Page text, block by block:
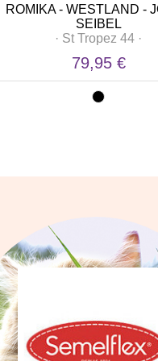
ROMIKA - WESTLAND -
SEIBEL
· St Tropez 44 ·
79,95 €